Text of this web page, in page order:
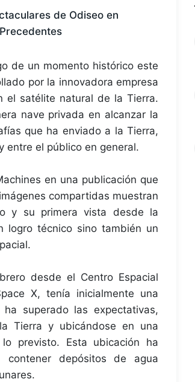
de Odiseo en
de un momento histórico este
por la innovadora empresa
el satélite natural de la Tierra.
nave privada en alcanzar la
que ha enviado a la Tierra,
entre el público en general.
en una publicación que
compartidas muestran
y su primera vista desde la
logro técnico sino también un
desde el Centro Espacial
X, tenía inicialmente una
superado las expectativas,
Tierra y ubicándose en una
previsto. Esta ubicación ha
depósitos de agua